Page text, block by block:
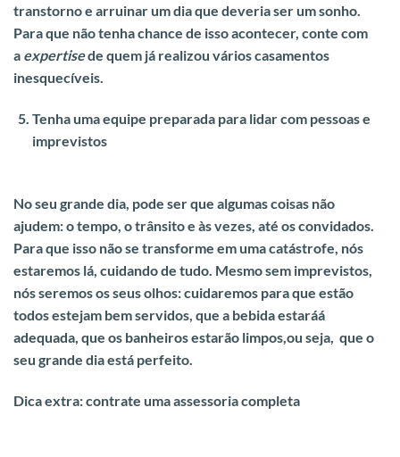
transtorno e arruinar um dia que deveria ser um sonho.
Para que não tenha chance de isso acontecer, conte com
a expertisede quem já realizou vários casamentos
inesquecíveis.
Tenha uma equipe preparada para lidar com pessoas e
imprevistos
No seu grande dia, pode ser que algumas coisas não
ajudem: o tempo, o trânsito e às vezes, até os convidados.
Para que isso não se transforme em uma catástrofe, nós
estaremos lá, cuidando de tudo. Mesmo sem imprevistos,
nós seremos os seus olhos: cuidaremos para que estão
todos estejam bem servidos, que a bebida estaráá
adequada, que os banheiros estarão limpos,ou seja, que o
seu grande dia está perfeito.
Dica extra: contrate uma assessoria completa